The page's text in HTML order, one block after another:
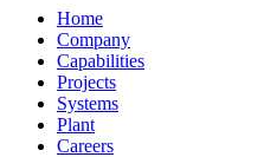
Home
Company
Capabilities
Projects
Systems
Plant
Careers